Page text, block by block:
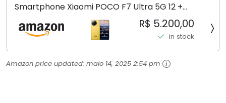
Smartphone Xiaomi POCO F7 Ultra 5G 12 +
256GB/16+512GB Processador Snapdragon 8 Elite
Top de Linha Chip VisionBoost D7 para Jogos
Pesados Tela Flow AMOLED 2K...
R$ 5.200,00
in stock
Amazon price updated: maio 14, 2025 2:54 pm